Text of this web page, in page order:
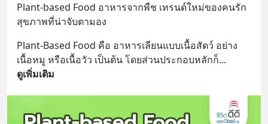
Plant-based Food อาหารจากพืช เทรนด์ใหม่ของคนรัก
สุขภาพที่น่าจับตามอง
Plant-Based Food คือ อาหารเลียนแบบเนื้อสัตว์ อย่าง
เนื้อหมู หรือเนื้อวัว เป็นต้น โดยส่วนประกอบหลักก็...
ดูเพิ่มเติม